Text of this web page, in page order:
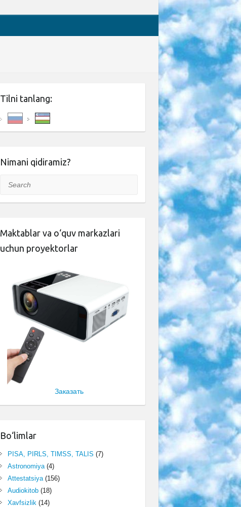
Tilni tanlang:
Nimani qidiramiz?
Search
Maktablar va o‘quv markazlari
uchun proyektorlar
Заказать
Bo‘limlar
PISA, PIRLS, TIMSS, TALIS (7)
Astronomiya(4)
Attestatsiya(156)
Audiokitob(18)
Xavfsizlik(14)